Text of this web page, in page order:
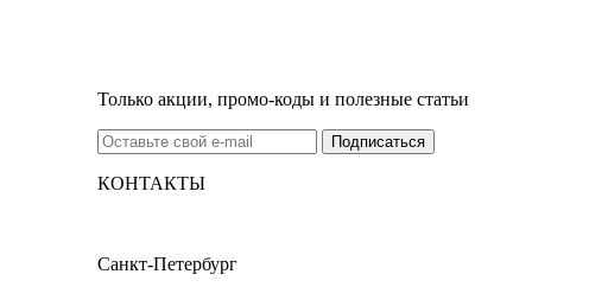
Только акции, промо-коды и полезные статьи
КОНТАКТЫ
Санкт-Петербург